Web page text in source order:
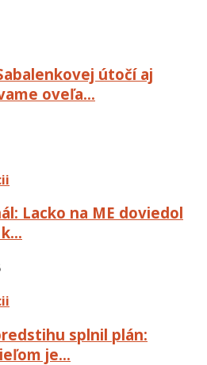
útočí aj
oveľa…
Lacko na ME doviedol
k…
splnil plán:
je…